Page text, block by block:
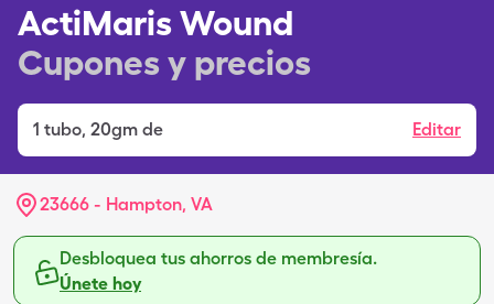
ActiMaris Wound
Cupones y precios
1 tubo, 20gm de Editar
23666 - Hampton, VA
Desbloquea tus ahorros de membresía.
Únete hoy